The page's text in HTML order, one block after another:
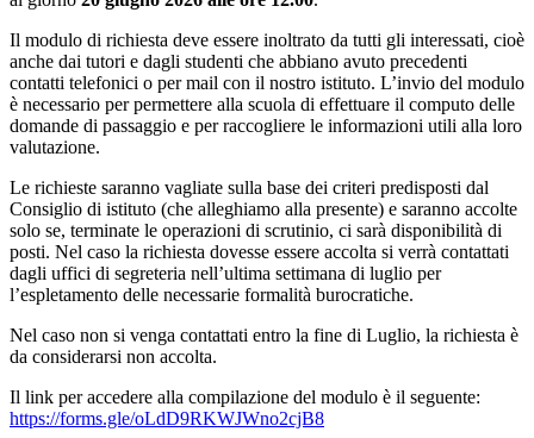
Il modulo di richiesta deve essere inoltrato da tutti gli interessati, cioè
anche dai tutori e dagli studenti che abbiano avuto precedenti
contatti telefonici o per mail con il nostro istituto. L’invio del modulo
è necessario per permettere alla scuola di effettuare il computo delle
domande di passaggio e per raccogliere le informazioni utili alla loro
valutazione.
Le richieste saranno vagliate sulla base dei criteri predisposti dal
Consiglio di istituto (che alleghiamo alla presente) e saranno accolte
solo se, terminate le operazioni di scrutinio, ci sarà disponibilità di
posti. Nel caso la richiesta dovesse essere accolta si verrà contattati
dagli uffici di segreteria nell’ultima settimana di luglio per
l’espletamento delle necessarie formalità burocratiche.
Nel caso non si venga contattati entro la fine di Luglio, la richiesta è
da considerarsi non accolta.
Il link per accedere alla compilazione del modulo è il seguente:
https://forms.gle/oLdD9RKWJWno2cjB8